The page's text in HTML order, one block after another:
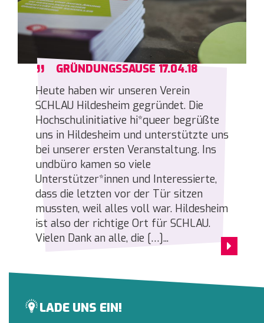
„
GRÜNDUNGSSAUSE 17.04.18
Heute haben wir unseren Verein
SCHLAU Hildesheim gegründet. Die
Hochschulinitiative hi*queer begrüßte
uns in Hildesheim und unterstützte uns
bei unserer ersten Veranstaltung. Ins
undbüro kamen so viele
Unterstützer*innen und Interessierte,
dass die letzten vor der Tür sitzen
mussten, weil alles voll war. Hildesheim
ist also der richtige Ort für SCHLAU.
Vielen Dank an alle, die […]...
LADE UNS EIN!